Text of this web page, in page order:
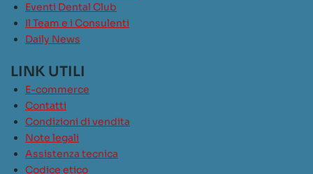
Eventi Dental Club
Il Team e i Consulenti
Daily News
LINK UTILI
E-commerce
Contatti
Condizioni di vendita
Note legali
Assistenza tecnica
Codice etico